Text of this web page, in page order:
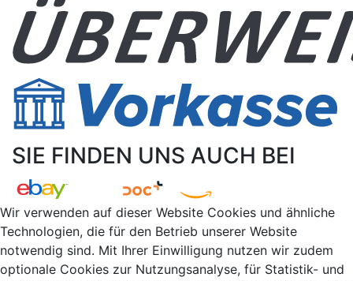
SIE FINDEN UNS AUCH BEI
Wir verwenden auf dieser Website Cookies und ähnliche
Technologien, die für den Betrieb unserer Website
notwendig sind. Mit Ihrer Einwilligung nutzen wir zudem
optionale Cookies zur Nutzungsanalyse, für Statistik- und